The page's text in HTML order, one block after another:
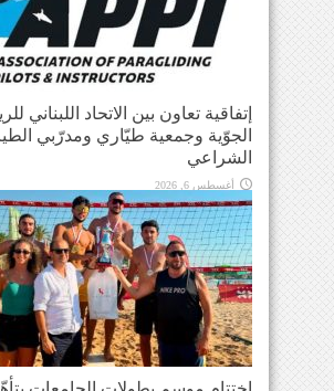
إتفاقية تعاون بين الاتحاد اللبناني
الجوّية وجمعية طيّاري ومدرّبي
الشراعي
أغسطس 6, 2026